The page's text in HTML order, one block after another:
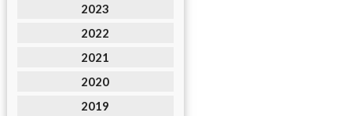
2023
2022
2021
2020
2019